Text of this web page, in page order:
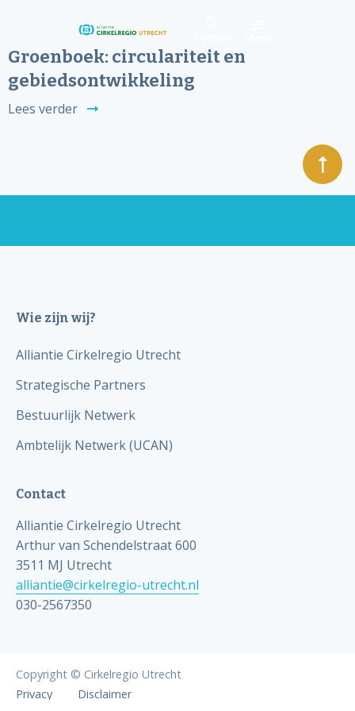
Groenboek: circulariteit en
gebiedsontwikkeling
Lees verder
Wie zijn wij?
Alliantie Cirkelregio Utrecht
Strategische Partners
Bestuurlijk Netwerk
Ambtelijk Netwerk (UCAN)
Contact
Alliantie Cirkelregio Utrecht
Arthur van Schendelstraat 600
3511 MJ Utrecht
alliantie@cirkelregio-utrecht.nl
030-2567350
Copyright © Cirkelregio Utrecht
Privacy
Disclaimer